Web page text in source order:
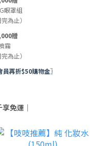
眼罩組
為止）
贈
霧
為止）
再折$50購物金〗
免運｜